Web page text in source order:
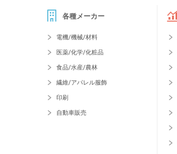
各種メーカー
電機/機械/材料
医薬/化学/化粧品
食品/水産/農林
繊維/アパレル服飾
印刷
自動車販売